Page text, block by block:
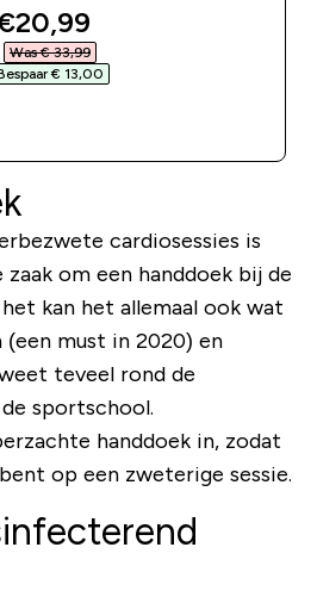
price
Was € 33,99‎
€ 13,00‎
cardiosessies is
om een ​​handdoek bij de
kan het allemaal ook wat
(een must in 2020) en
teveel rond de
sportschool.
handdoek in, zodat
op een zweterige sessie.